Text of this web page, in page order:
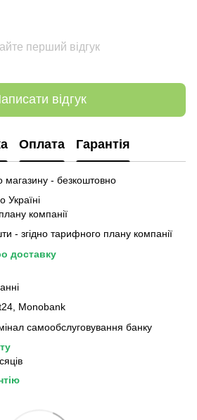
перший відгук
відгук
Оплата Гарантія
магазину - безкоштовно
компанії
- згідно тарифного плану компанії
доставку
Monobank
самообслуговування банку